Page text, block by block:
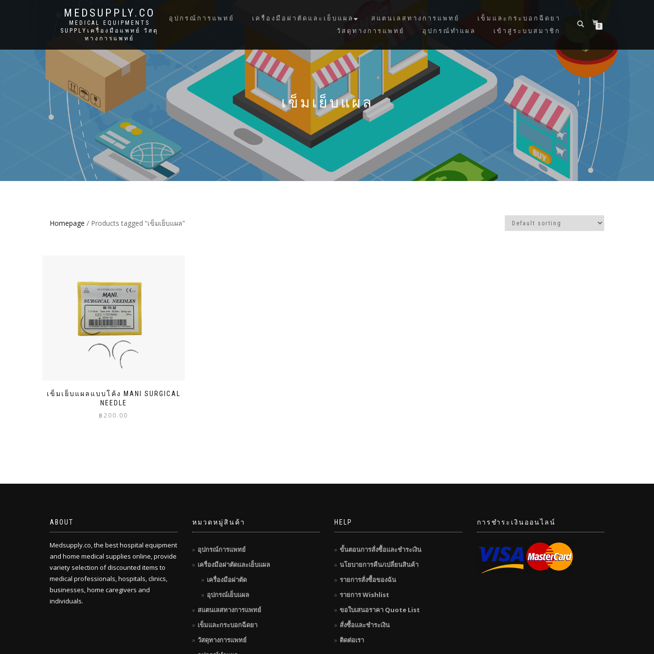
MEDSUPPLY.CO
MEDICAL EQUIPMENTS
SUPPLYเครื่องมือแพทย์ วัสดุ
ทางการแพทย์
อุปกรณ์การแพทย์ เครื่องมือผ่าตัดและเย็บแผล สแตนเลสทางการแพทย์
เข็มและกระบอกฉีดยา
วัสดุทางการแพทย์
อุปกรณ์ทำแผล เข้าสู่ระบบสมาชิก
0
เข็มเย็บแผล
Homepage / Products tagged “เข็มเย็บแผล”
เข็มเย็บแผลแบบโค้ง MANI SURGICAL
NEEDLE
฿200.00
ABOUT
Medsupply.co, the best hospital equipment
and home medical supplies online, provide
variety selection of discounted items to
medical professionals, hospitals, clinics,
businesses, home caregivers and
individuals.
หมวดหมู่สินค้า
อุปกรณ์การแพทย์
เครื่องมือผ่าตัดและเย็บแผล
เครื่องมือผ่าตัด
อุปกรณ์เย็บแผล
สแตนเลสทางการแพทย์
เข็มและกระบอกฉีดยา
วัสดุทางการแพทย์
HELP
ขั้นตอนการสั่งซื้อและชำระเงิน
นโยบายการคืน/เปลี่ยนสินค้า
รายการสั่งซื้อของฉัน
รายการ Wishlist
ขอใบเสนอราคา Quote List
สั่งซื้อและชำระเงิน
ติดต่อเรา
การชำระเงินออนไลน์